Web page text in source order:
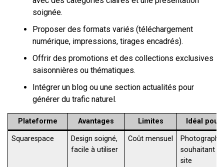
soignée.
Proposer des formats variés (téléchargement
numérique, impressions, tirages encadrés).
Offrir des promotions et des collections exclusives
saisonnières ou thématiques.
Intégrer un blog ou une section actualités pour
générer du trafic naturel.
Plateforme Avantages Limites Idéal pour
Squarespace
Design soigné,
facile à utiliser
Coût mensuel
souhaitant
site